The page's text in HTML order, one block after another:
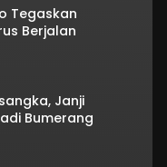
Tegaskan
Berjalan
Janji
Bumerang